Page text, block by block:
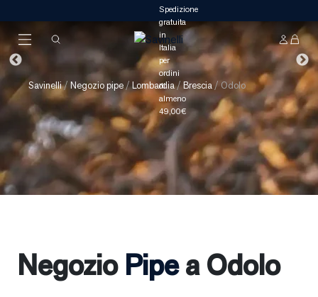
Savinelli/ Negozio pipe/Lombardia/Brescia /Odolo
Negozio Pipea Odolo